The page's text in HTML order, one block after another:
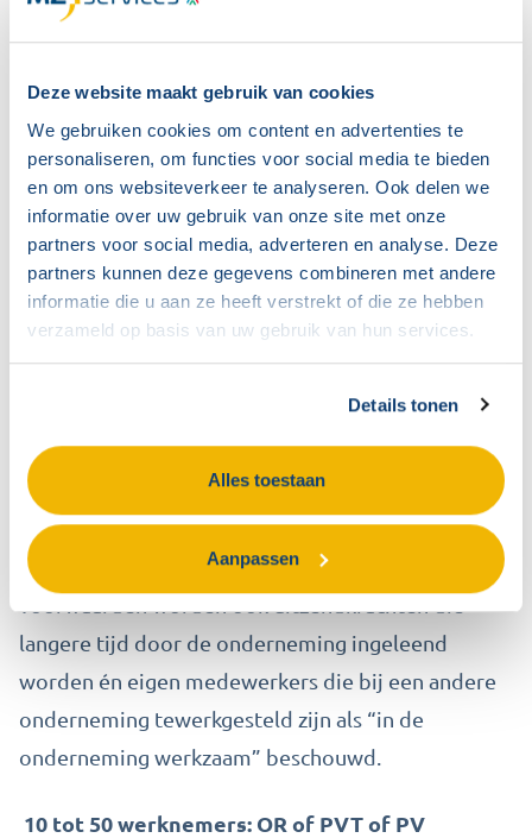
Deze website maakt gebruik van cookies
We gebruiken cookies om content en advertenties te
personaliseren, om functies voor social media te bieden
en om ons websiteverkeer te analyseren. Ook delen we
informatie over uw gebruik van onze site met onze
partners voor social media, adverteren en analyse. Deze
partners kunnen deze gegevens combineren met andere
informatie die u aan ze heeft verstrekt of die ze hebben
verzameld op basis van uw gebruik van hun services.
Details tonen
Alles toestaan
Aanpassen
meer medewerkers is een ondernemingsraad (OR)
verplicht. Heeft een ondernemer meer bedrijven?
Dan moet elk bedrijf met minimaal 50
medewerkers een eigen OR hebben. Heeft de
ondernemer meerdere bedrijven met elk minder
dan 50 medewerkers? Dan mag dit 1
gemeenschappelijke OR zijn.
De WOR spreekt niet van werknemers, maar van“in
de onderneming werkzame personen”. Dat zijn
sowieso mensen met een arbeidsovereenkomst
met de onderneming, maar onder bepaalde
langere tijd door de onderneming ingeleend
worden én eigen medewerkers die bij een andere
onderneming tewerkgesteld zijn als “in de
onderneming werkzaam” beschouwd.
10 tot 50 werknemers: OR of PVT of PV